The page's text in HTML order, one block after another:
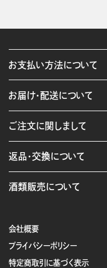
会社概要
プライバシーポリシー
特定商取引に基づく表示
お支払い方法について
お届け・配送について
ご注文に関しまして
返品・交換について
酒類販売について